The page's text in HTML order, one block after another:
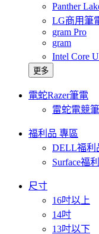
Panther
LG商用筆
gram Pro
gram
Intel Core
更多
電蛇Razer筆電
雷蛇電競
福利品 專區
DELL福利
Surface福
尺寸
16吋以上
14吋
13吋以下